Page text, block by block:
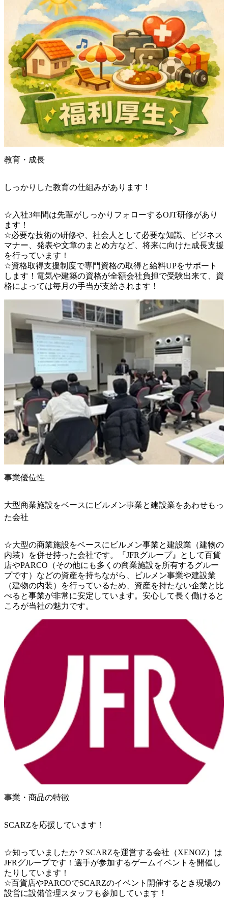
教育・成長
しっかりした教育の仕組みがあります！
☆入社3年間は先輩がしっかりフォローするOJT研修があり
ます！
☆必要な技術の研修や、社会人として必要な知識、ビジネス
マナー、発表や文章のまとめ方など、将来に向けた成長支援
を行っています！
☆資格取得支援制度で専門資格の取得と給料UPをサポート
します！電気や建築の資格が全額会社負担で受験出来て、資
格によっては毎月の手当が支給されます！
事業優位性
大型商業施設をベースにビルメン事業と建設業をあわせもっ
た会社
☆大型の商業施設をベースにビルメン事業と建設業（建物の
内装）を併せ持った会社です。『JFRグループ』として百貨
店やPARCO（その他にも多くの商業施設を所有するグルー
プです）などの資産を持ちながら、ビルメン事業や建設業
（建物の内装）を行っているため、資産を持たない企業と比
べると事業が非常に安定しています。安心して長く働けると
ころが当社の魅力です。
事業・商品の特徴
SCARZを応援しています！
☆知っていましたか？SCARZを運営する会社（XENOZ）は
JFRグループです！選手が参加するゲームイベントを開催し
たりしています！
☆百貨店やPARCOでSCARZのイベント開催するとき現場の
設営に設備管理スタッフも参加しています！